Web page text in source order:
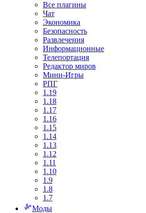
Все плагины
Чат
Экономика
Безопасность
Развлечения
Информационные
Телепортация
Редактор миров
Мини-Игры
РПГ
1.19
1.18
1.17
1.16
1.15
1.14
1.13
1.12
1.11
1.10
1.9
1.8
1.7
Моды